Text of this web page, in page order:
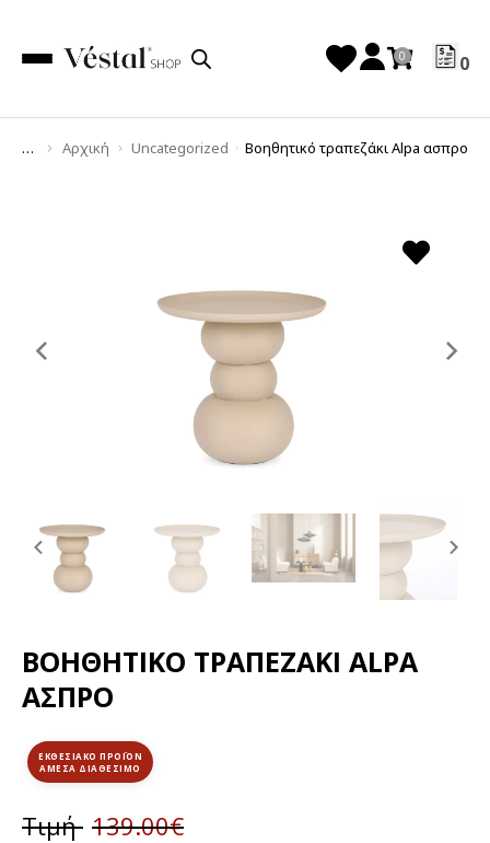
0
You are here:
Αρχική Uncategorized Βοηθητικό τραπεζάκι Alpa ασπρο
Previous
Previous
slide
ΒΟΗΘΗΤΙΚΌ ΤΡΑΠΕΖΆΚΙ ALPA
ΑΣΠΡΟ
ΕΚΘΕΣΙΑΚΌ ΠΡΟΪΌΝ
Τιμή 139.00€